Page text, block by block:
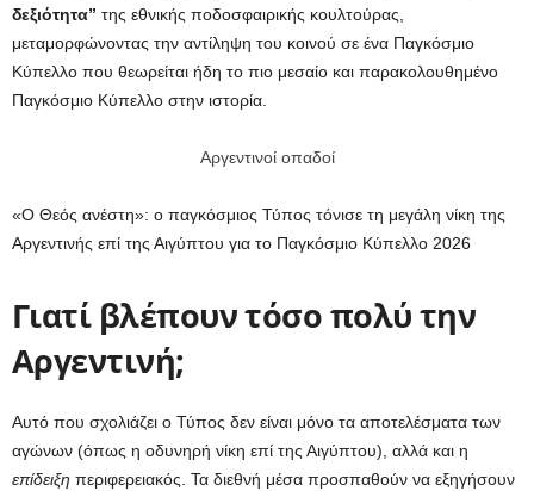
δεξιότητα” της εθνικής ποδοσφαιρικής κουλτούρας,
μεταμορφώνοντας την αντίληψη του κοινού σε ένα Παγκόσμιο
Κύπελλο που θεωρείται ήδη το πιο μεσαίο και παρακολουθημένο
Παγκόσμιο Κύπελλο στην ιστορία.
Αργεντινοί οπαδοί
«Ο Θεός ανέστη»: ο παγκόσμιος Τύπος τόνισε τη μεγάλη νίκη της
Αργεντινής επί της Αιγύπτου για το Παγκόσμιο Κύπελλο 2026
Γιατί βλέπουν τόσο πολύ την
Αργεντινή;
Αυτό που σχολιάζει ο Τύπος δεν είναι μόνο τα αποτελέσματα των
αγώνων (όπως η οδυνηρή νίκη επί της Αιγύπτου), αλλά και η
επίδειξη περιφερειακός. Τα διεθνή μέσα προσπαθούν να εξηγήσουν